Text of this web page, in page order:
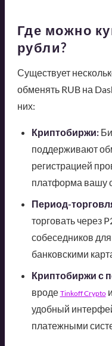
Где можно
рубли?
Существует
обменять RUB на
них:
Криптобиржи:
поддерживают
регистрацией
платформа вашу
Период-
торговать через
собеседников
банковскими
Криптобиржи с
вроде Tinkoff Crypto
удобный
платежными